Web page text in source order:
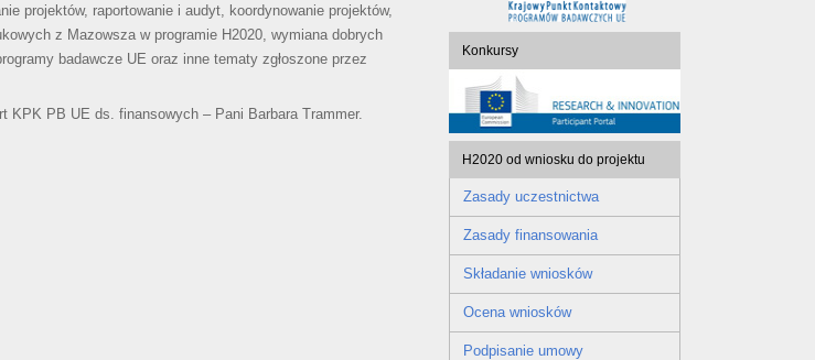
projektów, raportowanie i audyt, koordynowanie projektów,
z Mazowsza w programie H2020, wymiana dobrych
badawcze UE oraz inne tematy zgłoszone przez
KPK PB UE ds. finansowych – Pani Barbara Trammer.
Konkursy
H2020 od wniosku do projektu
Zasady uczestnictwa
Zasady finansowania
Składanie wniosków
Ocena wniosków
Podpisanie umowy